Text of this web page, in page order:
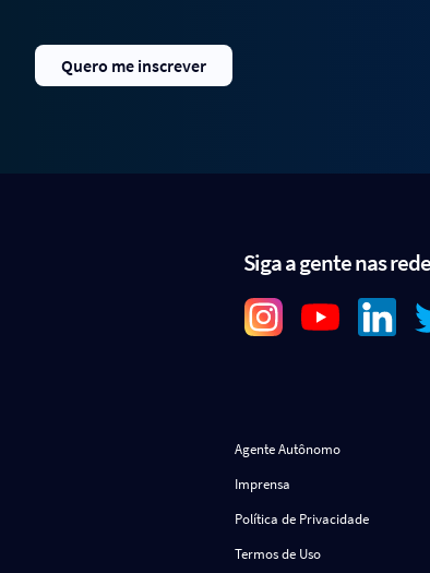
Quero me inscrever
Siga a gente nas
Agente Autônomo
Imprensa
Política de Privacidade
Termos de Uso